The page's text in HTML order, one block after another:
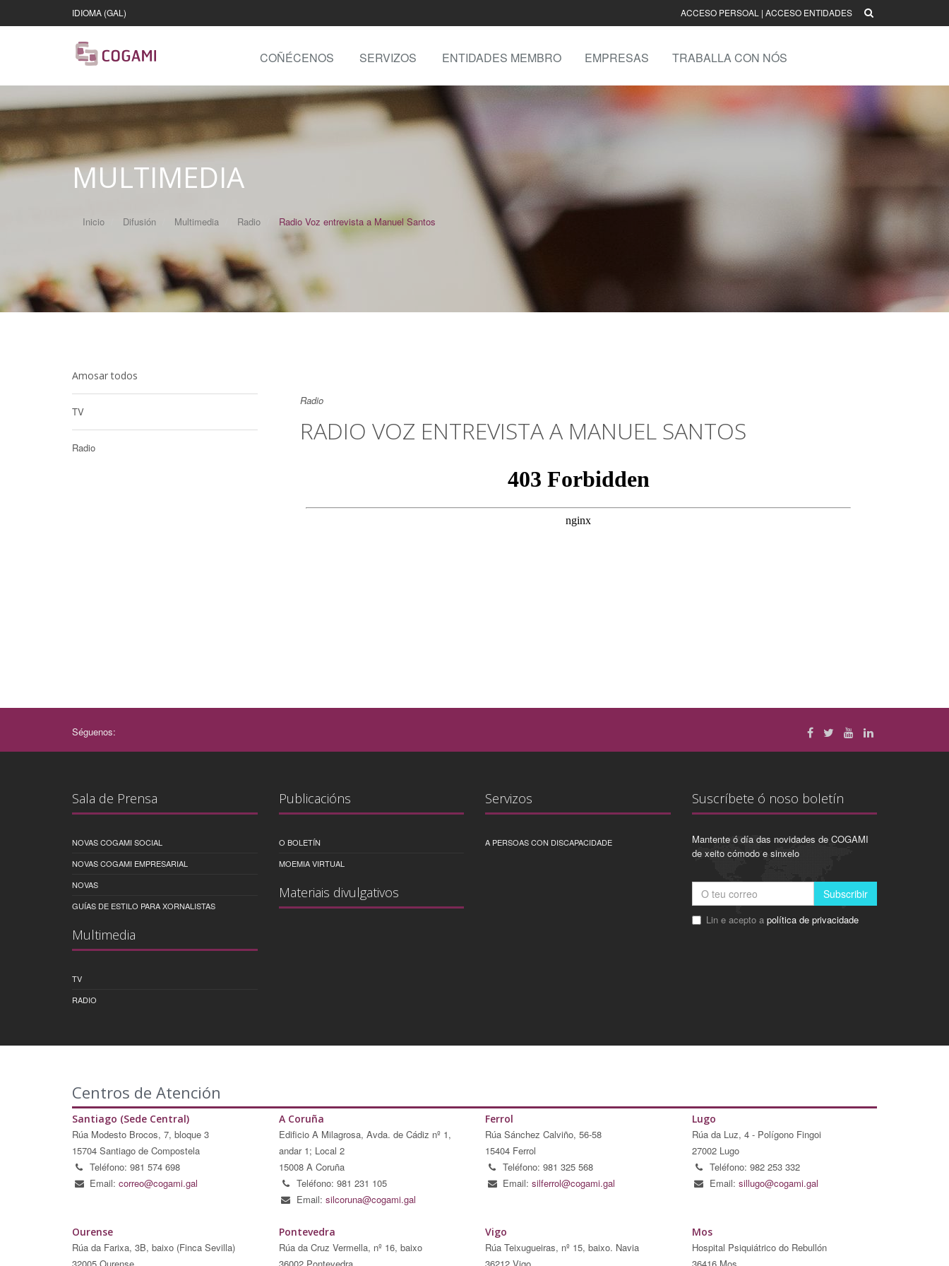
IDIOMA (GAL) ACCESO PERSOAL | ACCESO ENTIDADES
COÑÉCENOS SERVIZOS ENTIDADES MEMBRO EMPRESAS TRABALLA CON NÓS
MULTIMEDIA
Inicio Difusión Multimedia Radio Radio Voz entrevista a Manuel Santos
Amosar todos
TV
Radio
Radio
RADIO VOZ ENTREVISTA A MANUEL SANTOS
Séguenos:
Sala de Prensa
NOVAS COGAMI SOCIAL
NOVAS COGAMI EMPRESARIAL
NOVAS
GUÍAS DE ESTILO PARA XORNALISTAS
Multimedia
TV
RADIO
Publicacións
O BOLETÍN
MOEMIA VIRTUAL
Materiais divulgativos
Servizos
A PERSOAS CON DISCAPACIDADE
Suscríbete ó noso boletín
Mantente ó día das novidades de COGAMI
de xeito cómodo e sinxelo
Subscribir
Lin e acepto a política de privacidade
Centros de Atención
Santiago (Sede Central)
Rúa Modesto Brocos, 7, bloque 3
15704 Santiago de Compostela
Teléfono: 981 574 698
Email: correo@cogami.gal
A Coruña
Edificio A Milagrosa, Avda. de Cádiz nº 1,
andar 1; Local 2
15008 A Coruña
Teléfono: 981 231 105
Email: silcoruna@cogami.gal
Ferrol
Rúa Sánchez Calviño, 56-58
15404 Ferrol
Teléfono: 981 325 568
Email: silferrol@cogami.gal
Lugo
Rúa da Luz, 4 - Polígono Fingoi
27002 Lugo
Teléfono: 982 253 332
Email: sillugo@cogami.gal
Ourense
Rúa da Farixa, 3B, baixo (Finca Sevilla)
Pontevedra
Rúa da Cruz Vermella, nº 16, baixo
Vigo
Rúa Teixugueiras, nº 15, baixo. Navia
Mos
Hospital Psiquiátrico do Rebullón